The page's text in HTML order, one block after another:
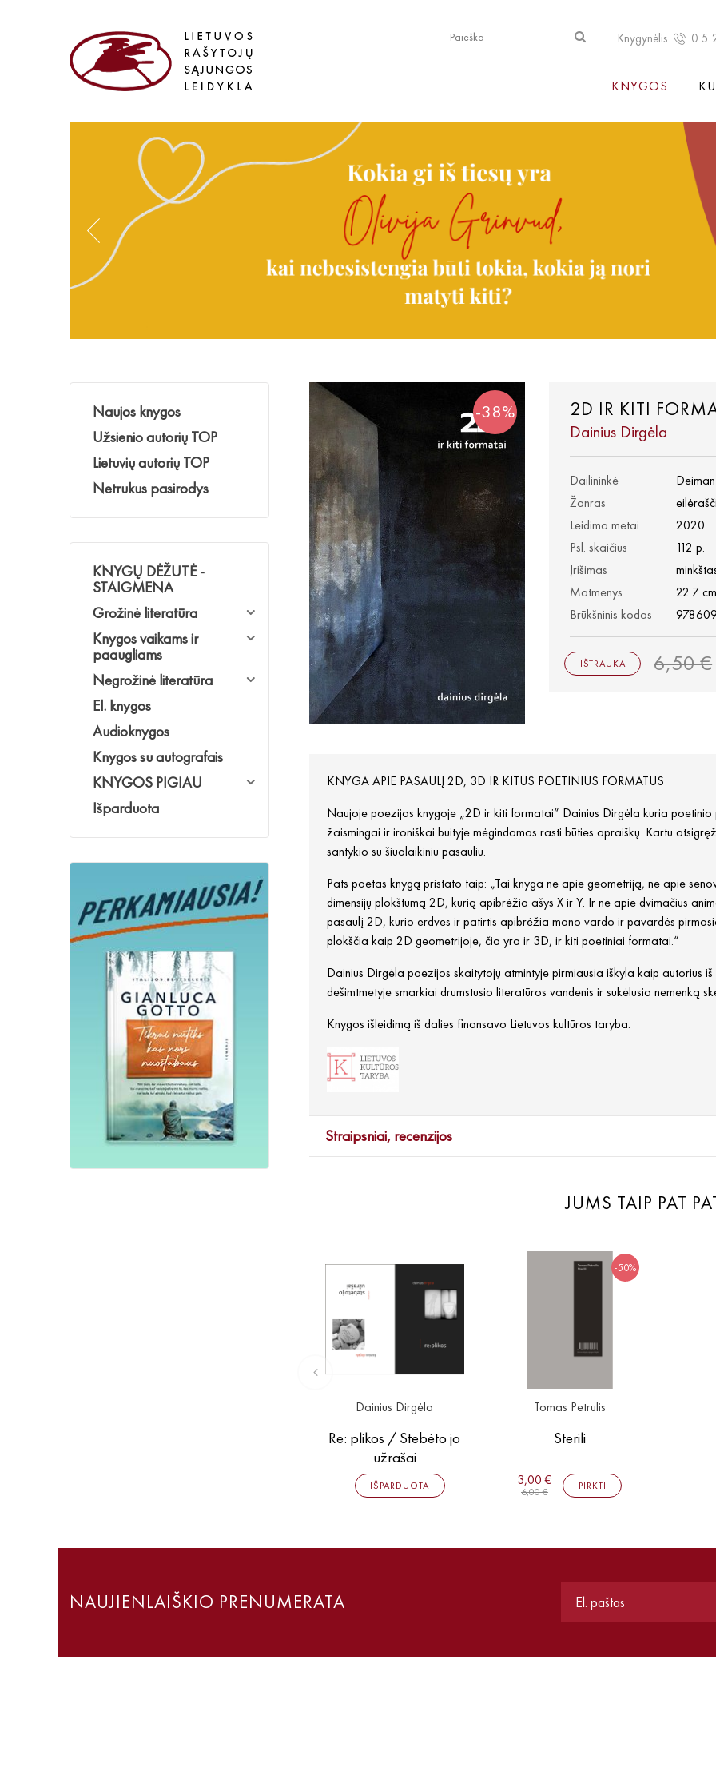
Knygynėlis 0 5
KNYGOS
Naujos knygos
Užsienio autorių TOP
Lietuvių autorių TOP
Netrukus pasirodys
KNYGŲ DĖŽUTĖ -
STAIGMENA
Grožinė literatūra
Knygos vaikams ir
paaugliams
Negrožinė literatūra
El. knygos
Audioknygos
Knygos su autografais
KNYGOS PIGIAU
Išparduota
-38% 2D IR KITI
Dainius Dirgėla
Dailininkė
Žanras
Leidimo metai
2020
Psl. skaičius
112 p.
Įrišimas
Matmenys
22.7
Brūkšninis kodas
IŠTRAUKA 6,50 €
KNYGA APIE PASAULĮ 2D, 3D IR KITUS POETINIUS FORMATUS
Naujoje poezijos knygoje „2D ir kiti formatai“ Dainius Dirgėla kuria
žaismingai ir ironiškai buityje mėgindamas rasti būties apraiškų. Kartu
santykio su šiuolaikiniu pasauliu.
Pats poetas knygą pristato taip: „Tai knyga ne apie geometriją, ne apie
dimensijų plokštumą 2D, kurią apibrėžia ašys X ir Y. Ir ne apie dvimačius
pasaulį 2D, kurio erdves ir patirtis apibrėžia mano vardo ir pavardės
plokščia kaip 2D geometrijoje, čia yra ir 3D, ir kiti poetiniai formatai.“
Dainius Dirgėla poezijos skaitytojų atmintyje pirmiausia iškyla kaip autorius
dešimtmetyje smarkiai drumstusio literatūros vandenis ir sukėlusio nemenką
Knygos išleidimą iš dalies finansavo Lietuvos kultūros taryba.
Straipsniai, recenzijos
JUMS TAIP PAT
Dainius Dirgėla
Re: plikos / Stebėto jo
užrašai
IŠPARDUOTA
-50%
Tomas Petrulis
Sterili
3,00 €
6,00 €
PIRKTI
NAUJIENLAIŠKIO PRENUMERATA